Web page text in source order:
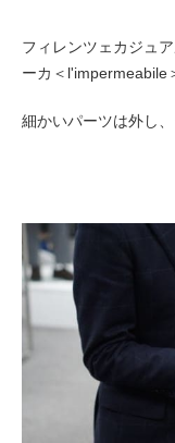
フィレンツェカジュ
ーカ＜l'impermeabile
細かいパーツは外し